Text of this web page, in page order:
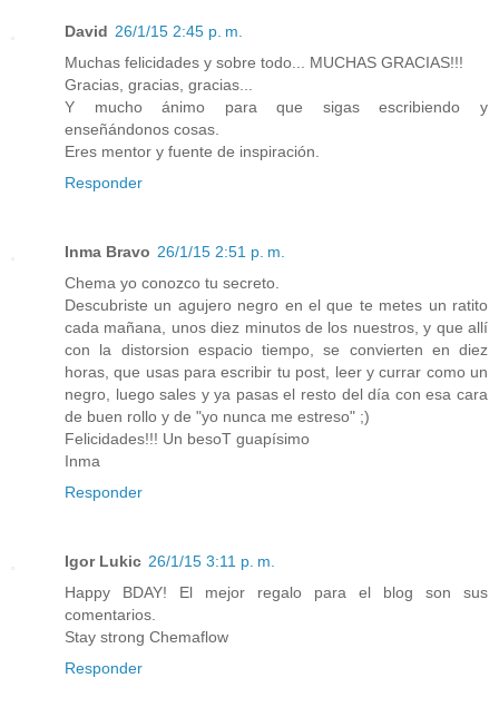
David 26/1/15 2:45 p. m.
Muchas felicidades y sobre todo... MUCHAS GRACIAS!!!
Gracias, gracias, gracias...
Y mucho ánimo para que sigas escribiendo y
enseñándonos cosas.
Eres mentor y fuente de inspiración.
Responder
Inma Bravo 26/1/15 2:51 p. m.
Chema yo conozco tu secreto.
Descubriste un agujero negro en el que te metes un ratito
cada mañana, unos diez minutos de los nuestros, y que allí
con la distorsion espacio tiempo, se convierten en diez
horas, que usas para escribir tu post, leer y currar como un
negro, luego sales y ya pasas el resto del día con esa cara
de buen rollo y de "yo nunca me estreso" ;)
Felicidades!!! Un besoT guapísimo
Inma
Responder
Igor Lukic 26/1/15 3:11 p. m.
Happy BDAY! El mejor regalo para el blog son sus
comentarios.
Stay strong Chemaflow
Responder